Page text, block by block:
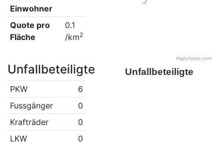
Einwohner
Quote pro
Fläche
0.1
/km2
Highcharts.com
Unfallbeteiligte
PKW
6
Fussgänger
0
Krafträder
0
LKW
0
Unfallbeteiligte